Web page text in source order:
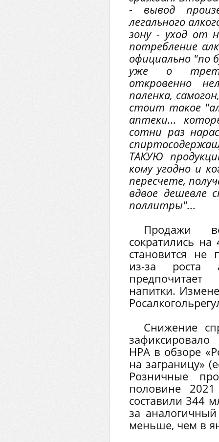
- вывод
легального
зону - уход от
потребление
официально "по
уже о
откровенно
паленка,
стоит такое
аптеки...
сотни раз
ТАКУЮ
кому угодно и
пересчете,
вдвое дешевле
поллитры"...
Продажи
сократились на
становится не
из-за роста
напитки.
Снижение
НРА в обзоре
на заграницу»
Розничные
половине
составили 344
за
меньше, чем в